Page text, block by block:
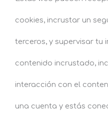
cookies, incrustar un
terceros, y supervisar tu
contenido incrustado,
interacción con el
una cuenta y estás